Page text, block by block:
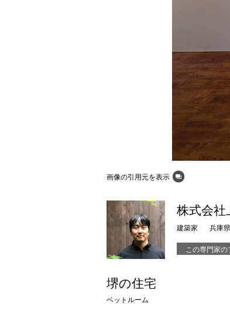
画像の引用元を表示
株式会社
建築家 兵庫県
この専門家
堺の住宅
ベットルーム